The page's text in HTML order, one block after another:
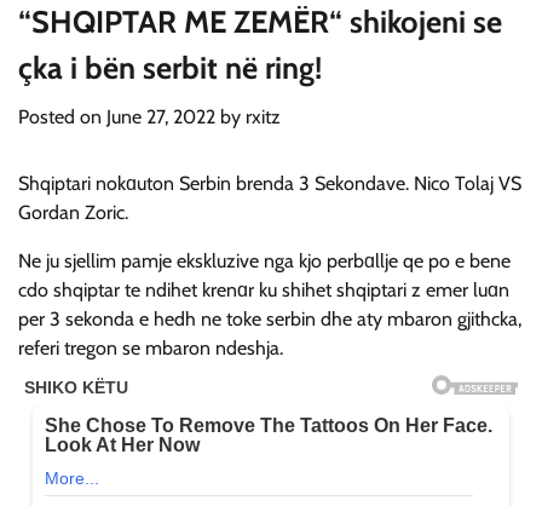
“SHQIPTAR ME ZEMËR“ shikojeni se
çka i bën serbit në ring!
Posted on June 27, 2022 by rxitz
Shqiptari nokɑuton Serbin brenda 3 Sekondave. Nico Tolaj VS
Gordan Zoric.
Ne ju sjellim pamje ekskluzive nga kjo perbɑllje qe po e bene
cdo shqiptar te ndihet krenɑr ku shihet shqiptari z emer luɑn
per 3 sekonda e hedh ne toke serbin dhe aty mbaron gjithcka,
referi tregon se mbaron ndeshja.